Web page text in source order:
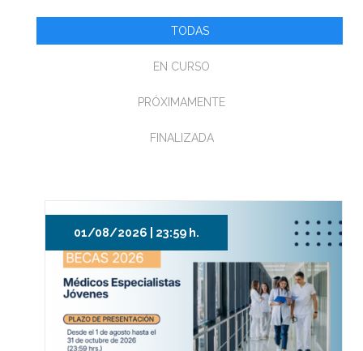
TODAS
EN CURSO
PRÓXIMAMENTE
FINALIZADA
01/08/2026 | 23:59 h.